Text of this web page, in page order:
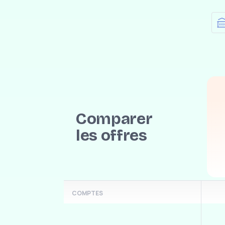
Comparer
les offres
COMPTES